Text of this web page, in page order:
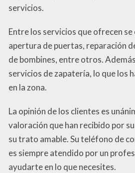
servicios.
Entre los servicios que ofrecen se
apertura de puertas, reparación
de bombines, entre otros.
servicios de zapatería, lo que los
en la zona.
La opinión de los clientes es
valoración que han recibido por
su trato amable. Su teléfono de
es siempre atendido por un
ayudarte en lo que necesites.